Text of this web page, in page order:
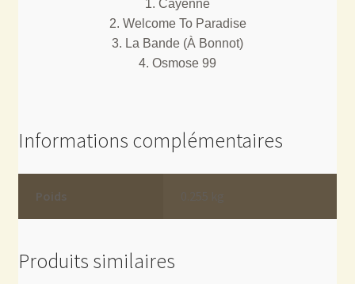
1. Cayenne
2. Welcome To Paradise
3. La Bande (À Bonnot)
4. Osmose 99
Informations complémentaires
Poids
Produits similaires